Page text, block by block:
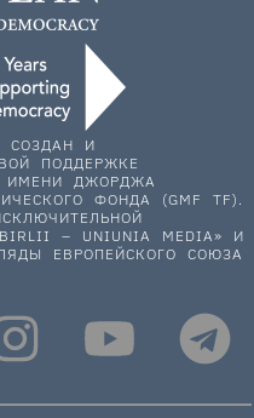
СОЗДАН И
ПОДДЕРЖКЕ
ИМЕНИ ДЖОРДЖА
ФОНДА (GMF TF).
– UNIUNIA MEDIA» И
ЕВРОПЕЙСКОГО СОЮЗА